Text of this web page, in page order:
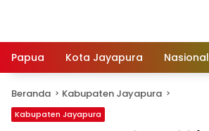
Papua
Kota Jayapura Nasional
Beranda Kabupaten Jayapura
Kabupaten Jayapura